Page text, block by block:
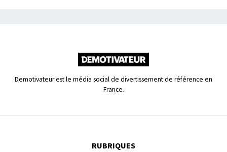
Demotivateur est le média social de divertissement de référence en
France.
RUBRIQUES